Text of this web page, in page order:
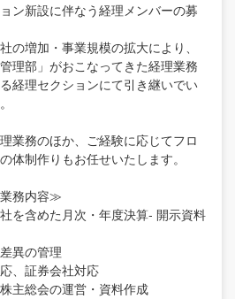
ン新設に伴なう経理メンバーの募
の増加・事業規模の拡大により、
理部」がおこなってきた経理業務
経理セクションにて引き継いでい
業務のほか、ご経験に応じてフロ
体制作りもお任せいたします。
務内容≫
を含めた月次・年度決算‐ 開示資料
異の管理
、証券会社対応
主総会の運営・資料作成